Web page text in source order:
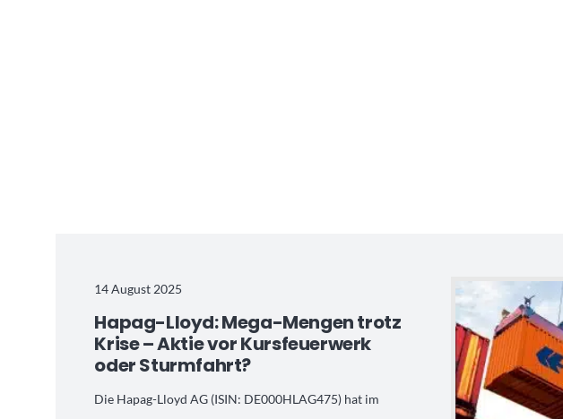
14 August 2025
Hapag-Lloyd: Mega-Mengen trotz
Krise – Aktie vor Kursfeuerwerk
oder Sturmfahrt?
Die Hapag-Lloyd AG (ISIN: DE000HLAG475) hat im